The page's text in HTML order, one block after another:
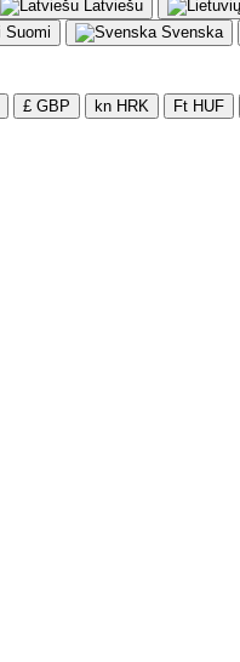
Latviešu
Suomi Svenska
£ GBP kn HRK Ft HUF